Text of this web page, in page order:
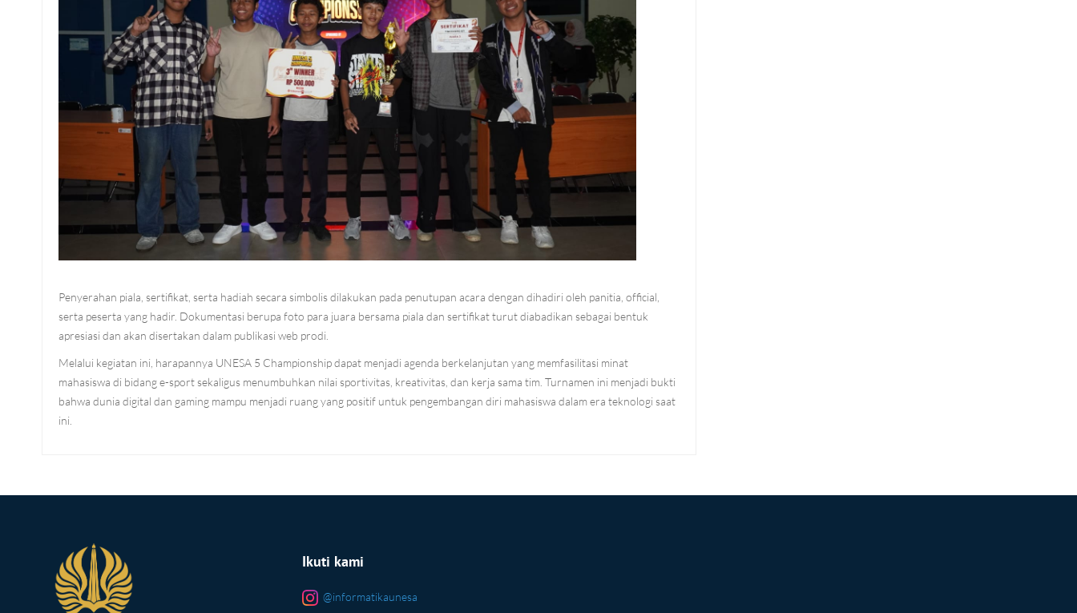
Penyerahan piala, sertifikat, serta hadiah secara simbolis dilakukan pada penutupan acara dengan dihadiri oleh panitia, official,
serta peserta yang hadir. Dokumentasi berupa foto para juara bersama piala dan sertifikat turut diabadikan sebagai bentuk
apresiasi dan akan disertakan dalam publikasi web prodi.
Melalui kegiatan ini, harapannya UNESA 5 Championship dapat menjadi agenda berkelanjutan yang memfasilitasi minat
mahasiswa di bidang e-sport sekaligus menumbuhkan nilai sportivitas, kreativitas, dan kerja sama tim. Turnamen ini menjadi bukti
bahwa dunia digital dan gaming mampu menjadi ruang yang positif untuk pengembangan diri mahasiswa dalam era teknologi saat
ini.
Ikuti kami
@informatikaunesa